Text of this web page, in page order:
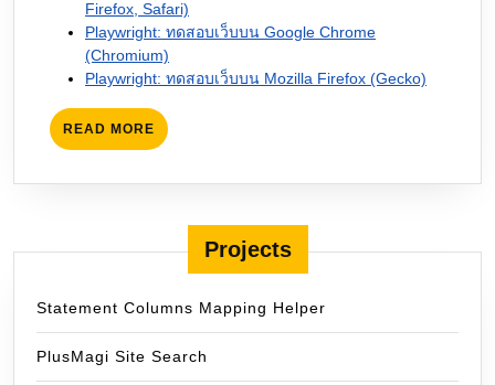
Firefox, Safari)
Playwright: ทดสอบเว็บบน Google Chrome
(Chromium)
Playwright: ทดสอบเว็บบน Mozilla Firefox (Gecko)
READ MORE READ
MORE
Projects
Statement Columns Mapping Helper
PlusMagi Site Search